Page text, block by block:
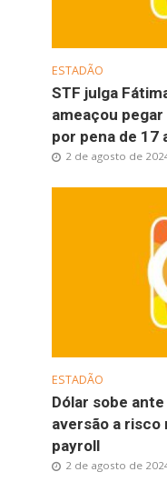
ESTADÃO
STF julga
ameaçou
por pena de 17
2 de agosto de
ESTADÃO
Dólar sobe
aversão a
payroll
2 de agosto de